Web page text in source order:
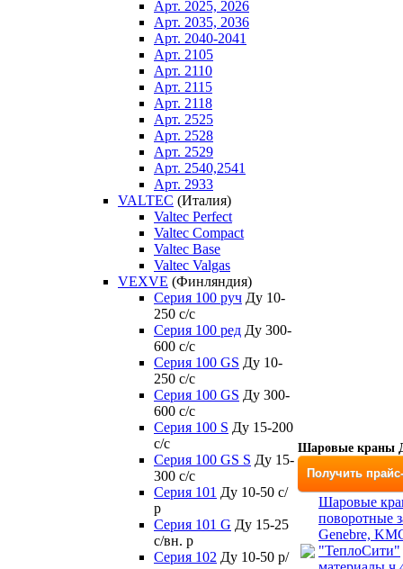
Арт. 2025, 2026
Арт. 2035, 2036
Арт. 2040-2041
Арт. 2105
Арт. 2110
Арт. 2115
Арт. 2118
Арт. 2525
Арт. 2528
Арт. 2529
Арт. 2540,2541
Арт. 2933
VALTEC (Италия)
Valtec Perfect
Valtec Compact
Valtec Base
Valtec Valgas
VEXVE (Финляндия)
Серия 100 руч Ду 10-
250 c/c
Серия 100 ред Ду 300-
600 c/c
Серия 100 GS Ду 10-
250 c/c
Серия 100 GS Ду 300-
600 c/c
Серия 100 S Ду 15-200
c/c
Серия 100 GS S Ду 15-
300 c/c
Серия 101 Ду 10-50 с/
р
Серия 101 G Ду 15-25
с/вн. р
Серия 102 Ду 10-50 р/
Шаровые краны
Получить
Шаровые
поворотные
Genebre,
"ТеплоСити"